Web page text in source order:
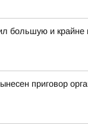
большую и крайне
приговор